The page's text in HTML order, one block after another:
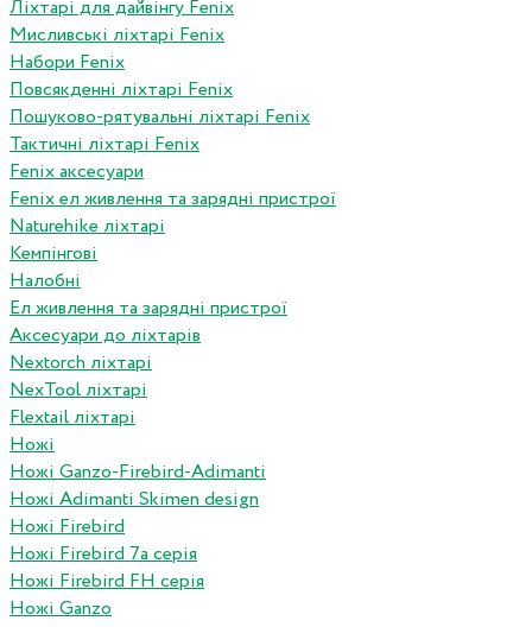
Ліхтарі для дайвінгу Fenix
Мисливські ліхтарі Fenix
Набори Fenix
Повсякденні ліхтарі Fenix
Пошуково-рятувальні ліхтарі Fenix
Тактичні ліхтарі Fenix
Fenix аксесуари
Fenix ел живлення та зарядні пристрої
Naturehike ліхтарі
Кемпінгові
Налобні
Ел живлення та зарядні пристрої
Аксесуари до ліхтарів
Nextorch ліхтарі
NexTool ліхтарі
Flextail ліхтарі
Ножі
Ножі Ganzo-Firebird-Adimanti
Ножі Adimanti Skimen design
Ножі Firebird
Ножі Firebird 7а серія
Ножі Firebird FH серія
Ножі Ganzo